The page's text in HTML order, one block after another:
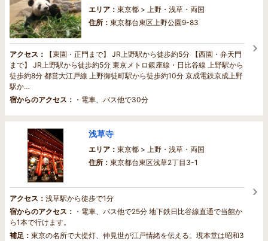
エリア： 東京都 > 上野・浅草・両国
住所： 東京都台東区上野公園9-83
アクセス：
【東園・正門まで】 JR上野駅から徒歩約5分 【西園・弁天門
まで】 JR上野駅から徒歩約5分 東京メトロ銀座線・日比谷線 上野駅から
徒歩約8分 都営大江戸線 上野御徒町駅から徒歩約10分 京成電鉄京成上野
駅か…
宿からのアクセス： ・電車、バス他で30分
浅草寺
エリア： 東京都 > 上野・浅草・両国
住所： 東京都台東区浅草2丁目3-1
アクセス： 浅草駅から徒歩で1分
宿からのアクセス： ・電車、バス他で25分 地下鉄日比谷線直通で当館か
ら1本で行けます。
補足： 東京の名所で大提灯、仲見世が江戸情緒を伝える。現本堂は昭和3